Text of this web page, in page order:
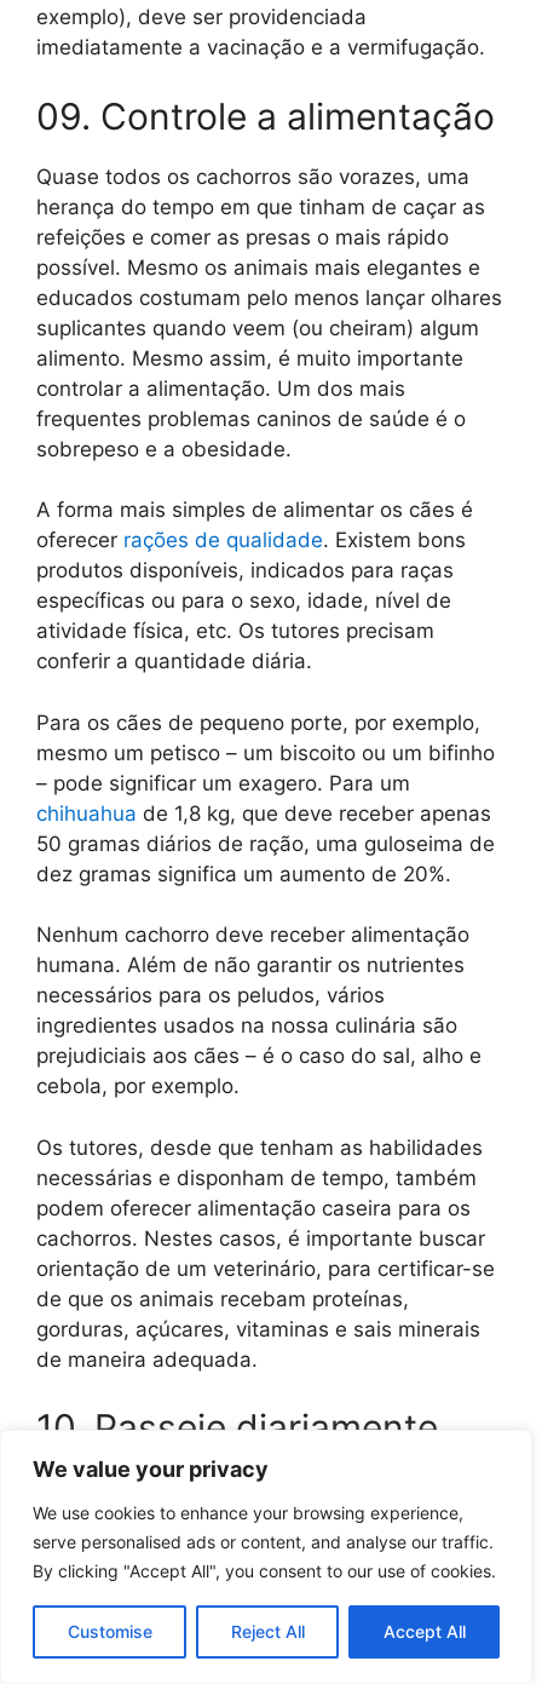
We value your privacy
We use cookies to enhance your browsing experience,
serve personalised ads or content, and analyse our traffic.
By clicking "Accept All", you consent to our use of cookies.
Customise Reject All Accept All
exemplo), deve ser providenciada
imediatamente a vacinação e a vermifugação.
09. Controle a alimentação
Quase todos os cachorros são vorazes, uma
herança do tempo em que tinham de caçar as
refeições e comer as presas o mais rápido
possível. Mesmo os animais mais elegantes e
educados costumam pelo menos lançar olhares
suplicantes quando veem (ou cheiram) algum
alimento. Mesmo assim, é muito importante
controlar a alimentação. Um dos mais
frequentes problemas caninos de saúde é o
sobrepeso e a obesidade.
A forma mais simples de alimentar os cães é
oferecer rações de qualidade. Existem bons
produtos disponíveis, indicados para raças
específicas ou para o sexo, idade, nível de
atividade física, etc. Os tutores precisam
conferir a quantidade diária.
Para os cães de pequeno porte, por exemplo,
mesmo um petisco – um biscoito ou um bifinho
– pode significar um exagero. Para um
chihuahua de 1,8 kg, que deve receber apenas
50 gramas diários de ração, uma guloseima de
dez gramas significa um aumento de 20%.
Nenhum cachorro deve receber alimentação
humana. Além de não garantir os nutrientes
necessários para os peludos, vários
ingredientes usados na nossa culinária são
prejudiciais aos cães – é o caso do sal, alho e
cebola, por exemplo.
Os tutores, desde que tenham as habilidades
necessárias e disponham de tempo, também
podem oferecer alimentação caseira para os
cachorros. Nestes casos, é importante buscar
orientação de um veterinário, para certificar-se
de que os animais recebam proteínas,
gorduras, açúcares, vitaminas e sais minerais
de maneira adequada.
10. Passeie diariamente
caminhadas diáriassão importantes para
garantir o desenvolvimento físico dos filhotes e
a manutenção da saúde e boa forma dos
adultos. Mas os passeios não são importantes
apenas em função das atividades.